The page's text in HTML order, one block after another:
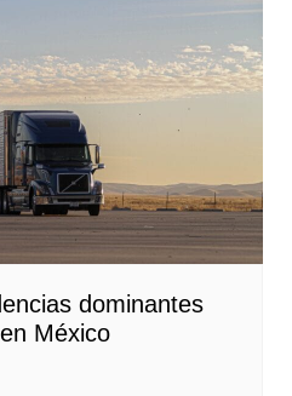
dominantes
México